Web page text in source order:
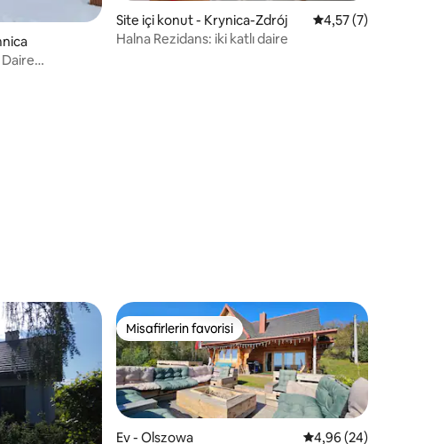
Site içi konut - Krynica-Zdrój 5 üzerinden
4,57 (7)
Halna Rezidans: iki katlı daire
en beğenilenler arasındaMisafirlerin favorisi
Misafirlerin favorisi
Ev - Olszowa 5 üzerinden ortalama
4,96 (24)